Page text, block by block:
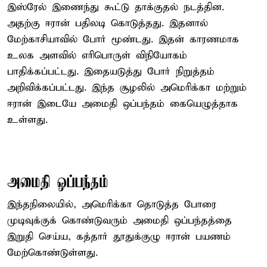
இஸ்ரேல் இணைந்து கூட்டு தாக்குதல் நடத்தின.
அதற்கு ஈரான் பதிலடி கொடுத்தது. இதனால்
மேற்காசியாவில் போர் மூண்டது. இதன் காரணமாக
உலக அளவில் எரிபொருள் விநியோகம்
பாதிக்கப்பட்டது. இதையடுத்து போர் நிறுத்தம்
அறிவிக்கப்பட்டது. இந்த சூழலில் அமெரிக்கா மற்றும்
ஈரான் இடையே அமைதி ஒப்பந்தம் கையெழுத்தாக
உள்ளது.
அமைதி ஒப்பந்தம்
இந்தநிலையில், அமெரிக்கா தொடுத்த போரை
முடிவுக்குக் கொண்டுவரும் அமைதி ஒப்பந்தத்தை
இறுதி செய்ய, கத்தார் தூதுக்குழு ஈரான் பயணம்
மேற்கொண்டுள்ளது.